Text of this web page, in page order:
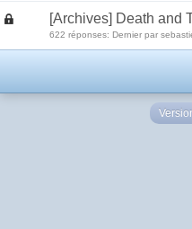
[Archives] Death and
622 réponses: Dernier par